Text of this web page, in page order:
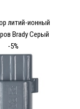
литий-ионный
Brady Серый
-5%